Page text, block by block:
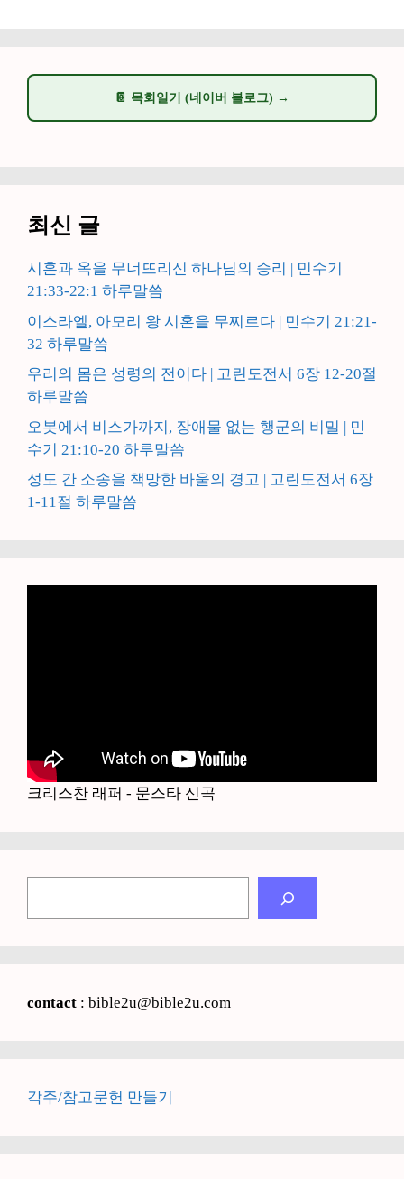
📔 목회일기 (네이버 블로그) →
최신 글
시혼과 옥을 무너뜨리신 하나님의 승리 | 민수기
21:33-22:1 하루말씀
이스라엘, 아모리 왕 시혼을 무찌르다 | 민수기 21:21-
32 하루말씀
우리의 몸은 성령의 전이다 | 고린도전서 6장 12-20절
하루말씀
오봇에서 비스가까지, 장애물 없는 행군의 비밀 | 민
수기 21:10-20 하루말씀
성도 간 소송을 책망한 바울의 경고 | 고린도전서 6장
1-11절 하루말씀
크리스찬 래퍼 - 문스타 신곡
contact : bible2u@bible2u.com
각주/참고문헌 만들기